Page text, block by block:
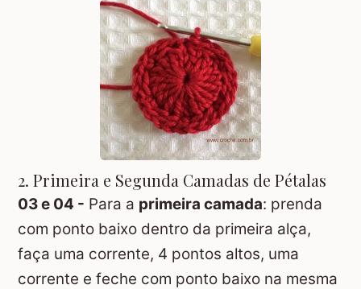
2. Primeira e Segunda Camadas de Pétalas
03 e 04 - Para a primeira camada: prenda
com ponto baixo dentro da primeira alça,
faça uma corrente, 4 pontos altos, uma
corrente e feche com ponto baixo na mesma